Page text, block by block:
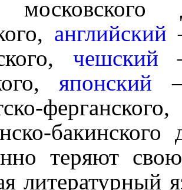
англий­ский
чешский
япон­ский
бакинского
теряют
литературный